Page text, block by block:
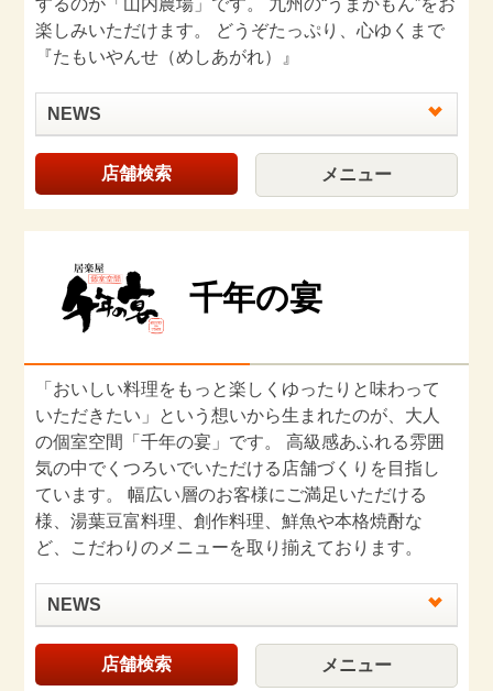
するのが「山内農場」です。 九州の“うまかもん”をお
楽しみいただけます。 どうぞたっぷり、心ゆくまで
『たもいやんせ（めしあがれ）』
NEWS
店舗検索 メニュー
千年の宴
「おいしい料理をもっと楽しくゆったりと味わって
いただきたい」という想いから生まれたのが、大人
の個室空間「千年の宴」です。 高級感あふれる雰囲
気の中でくつろいでいただける店舗づくりを目指し
ています。 幅広い層のお客様にご満足いただける
様、湯葉豆富料理、創作料理、鮮魚や本格焼酎な
ど、こだわりのメニューを取り揃えております。
NEWS
店舗検索 メニュー